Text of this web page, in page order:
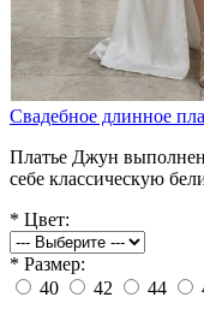
Свадебное длинное
Платье Джун
себе классическую
* Цвет:
* Размер:
40
42 44